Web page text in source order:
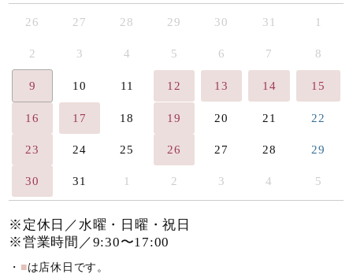
26 27 28 29 30 31 1
2 3 4 5 6 7 8
9 10 11 12 13 14 15
16 17 18 19 20 21 22
23 24 25 26 27 28 29
30 31 1 2 3 4 5
※定休日／水曜・日曜・祝日
※営業時間／9:30〜17:00
・ ■は店休日です。